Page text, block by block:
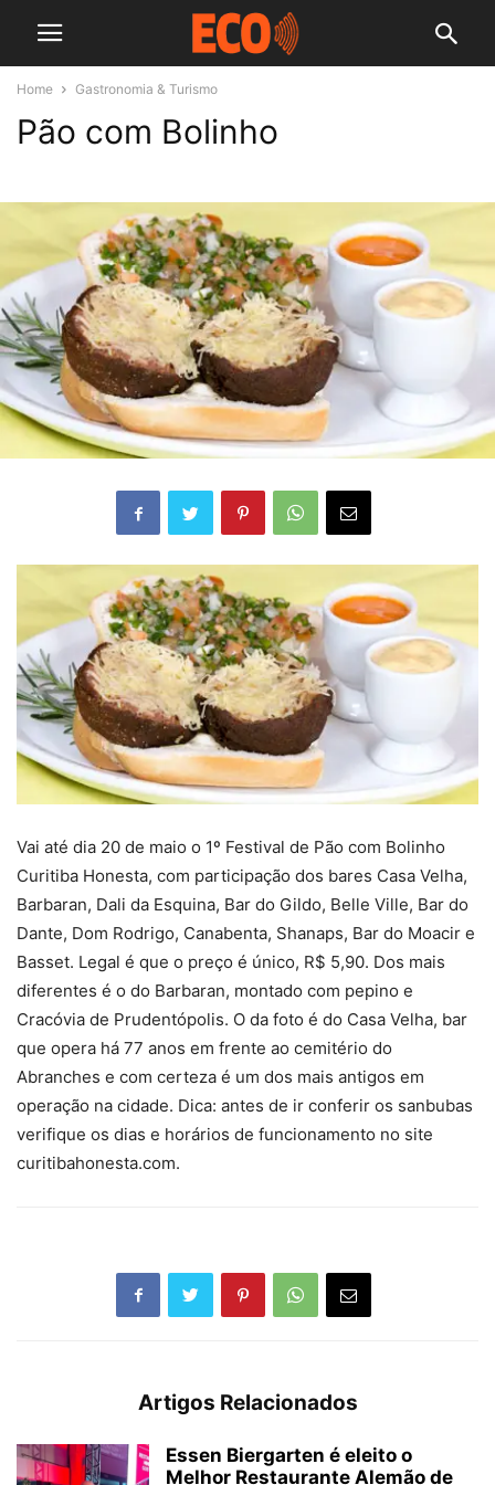
Home Gastronomia & Turismo
Pão com Bolinho
Vai até dia 20 de maio o 1º Festival de Pão com Bolinho
Curitiba Honesta, com participação dos bares Casa Velha,
Barbaran, Dali da Esquina, Bar do Gildo, Belle Ville, Bar do
Dante, Dom Rodrigo, Canabenta, Shanaps, Bar do Moacir e
Basset. Legal é que o preço é único, R$ 5,90. Dos mais
diferentes é o do Barbaran, montado com pepino e
Cracóvia de Prudentópolis. O da foto é do Casa Velha, bar
que opera há 77 anos em frente ao cemitério do
Abranches e com certeza é um dos mais antigos em
operação na cidade. Dica: antes de ir conferir os sanbubas
verifique os dias e horários de funcionamento no site
curitibahonesta.com.
Artigos Relacionados
Essen Biergarten é eleito o
Melhor Restaurante Alemão de